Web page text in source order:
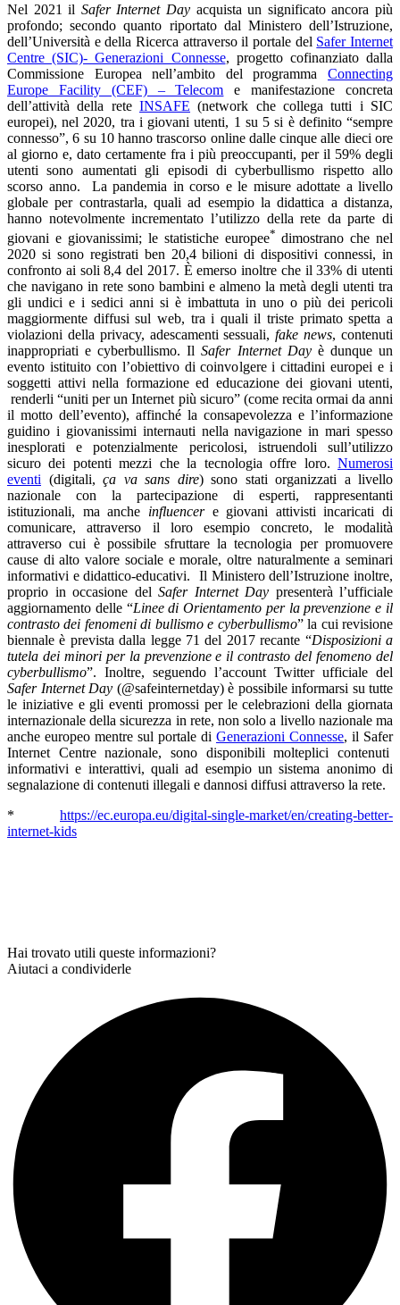
Nel 2021 il Safer Internet Day acquista un significato ancora più
profondo; secondo quanto riportato dal Ministero dell’Istruzione,
dell’Università e della Ricerca attraverso il portale del Safer Internet
Centre (SIC)- Generazioni Connesse, progetto cofinanziato dalla
Commissione Europea nell’ambito del programma Connecting
Europe Facility (CEF) – Telecom e manifestazione concreta
dell’attività della rete INSAFE (network che collega tutti i SIC
europei), nel 2020, tra i giovani utenti, 1 su 5 si è definito “sempre
connesso”, 6 su 10 hanno trascorso online dalle cinque alle dieci ore
al giorno e, dato certamente fra i più preoccupanti, per il 59% degli
utenti sono aumentati gli episodi di cyberbullismo rispetto allo
scorso anno. La pandemia in corso e le misure adottate a livello
globale per contrastarla, quali ad esempio la didattica a distanza,
hanno notevolmente incrementato l’utilizzo della rete da parte di
giovani e giovanissimi; le statistiche europee* dimostrano che nel
2020 si sono registrati ben 20,4 bilioni di dispositivi connessi, in
confronto ai soli 8,4 del 2017. È emerso inoltre che il 33% di utenti
che navigano in rete sono bambini e almeno la metà degli utenti tra
gli undici e i sedici anni si è imbattuta in uno o più dei pericoli
maggiormente diffusi sul web, tra i quali il triste primato spetta a
violazioni della privacy, adescamenti sessuali,fake news, contenuti
inappropriati e cyberbullismo. IlSafer Internet Dayè dunque un
evento istituito con l’obiettivo di coinvolgere i cittadini europei e i
soggetti attivi nella formazione ed educazione dei giovani utenti,
renderli “uniti per un Internet più sicuro” (come recita ormai da anni
il motto dell’evento), affinché la consapevolezza e l’informazione
guidino i giovanissimi internauti nella navigazione in mari spesso
inesplorati e potenzialmente pericolosi, istruendoli sull’utilizzo
sicuro dei potenti mezzi che la tecnologia offre loro. Numerosi
eventi (digitali, ça va sans dire) sono stati organizzati a livello
nazionale con la partecipazione di esperti, rappresentanti
istituzionali, ma anche influencere giovani attivisti incaricati di
comunicare, attraverso il loro esempio concreto, le modalità
attraverso cui è possibile sfruttare la tecnologia per promuovere
cause di alto valore sociale e morale, oltre naturalmente a seminari
informativi e didattico-educativi. Il Ministero dell’Istruzione inoltre,
proprio in occasione del Safer Internet Day presenterà l’ufficiale
aggiornamento delle “Linee di Orientamento per la prevenzione e il
contrasto dei fenomeni di bullismo e cyberbullismo” la cui revisione
biennale è prevista dalla legge 71 del 2017 recante “Disposizioni a
tutela dei minori per la prevenzione e il contrasto del fenomeno del
cyberbullismo”. Inoltre, seguendo l’account Twitter ufficiale del
Safer Internet Day (@safeinternetday) è possibile informarsi su tutte
le iniziative e gli eventi promossi per le celebrazioni della giornata
internazionale della sicurezza in rete, non solo a livello nazionale ma
anche europeo mentre sul portale di Generazioni Connesse, il Safer
Internet Centre nazionale, sono disponibili molteplici contenuti
informativi e interattivi, quali ad esempio un sistema anonimo di
segnalazione di contenuti illegali e dannosi diffusi attraverso la rete.
* https://ec.europa.eu/digital-single-market/en/creating-better-
internet-kids
Hai trovato utili queste informazioni?
Aiutaci a condividerle